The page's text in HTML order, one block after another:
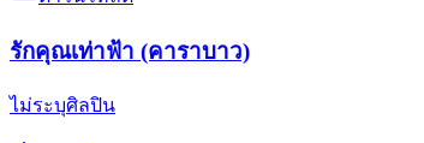
รักคุณเท่าฟ้า (คาราบาว)
ไม่ระบุศิลปิน